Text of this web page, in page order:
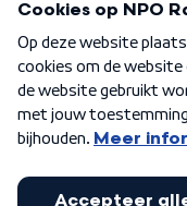
Algemene